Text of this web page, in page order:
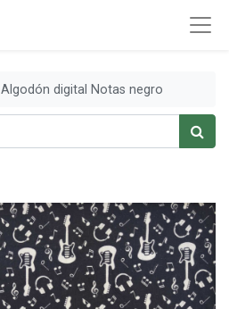
Algodón digital Notas negro